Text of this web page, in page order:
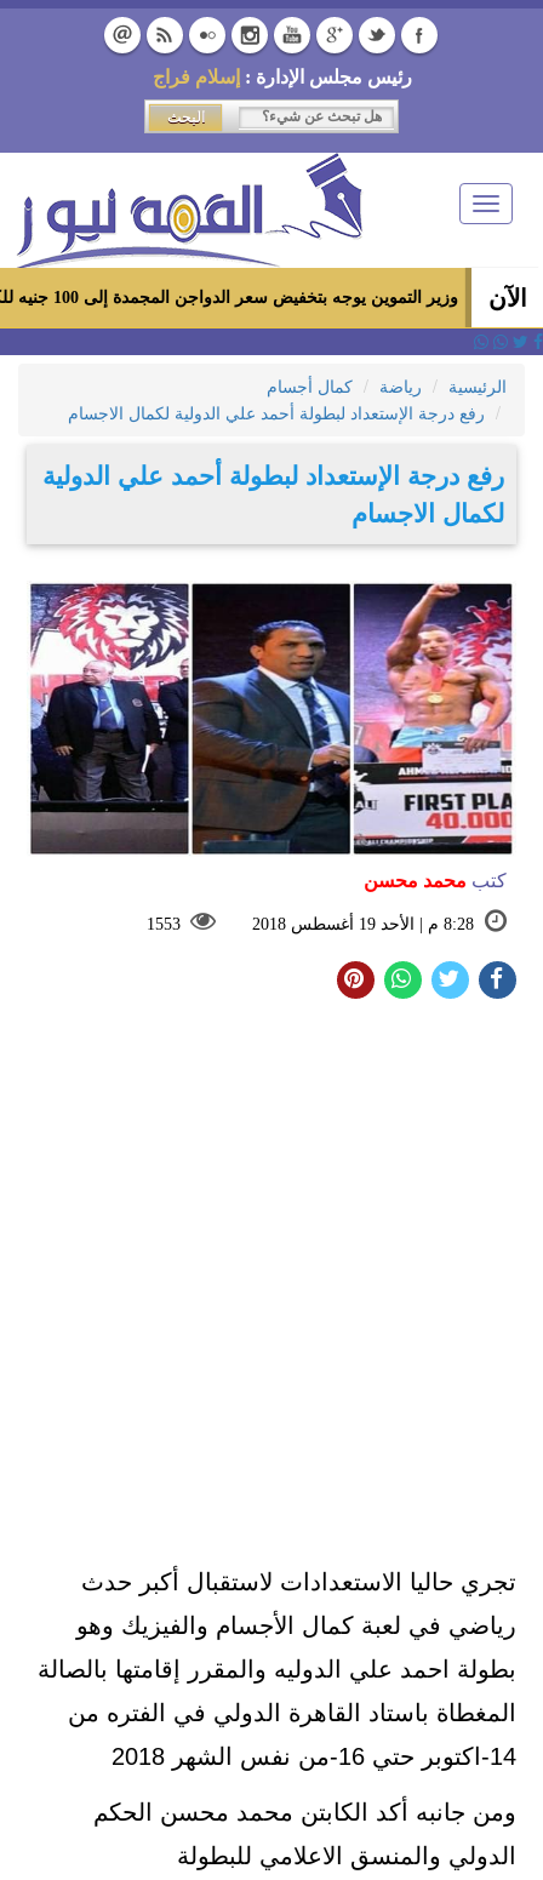
رئيس مجلس الإدارة : إسلام فراج
Toggle
navigation
الآن
وزير التموين يوجه بتخفيض سعر الدواجن المجمدة إلى 100 جنيه للكيلو بالمجمعات الاستهلاكية ومعارض «أهلاً رمضان»
الرئيسية رياضة
كمال أجسام
رفع درجة الإستعداد لبطولة أحمد علي الدولية لكمال الاجسام
رفع درجة الإستعداد لبطولة أحمد علي الدولية
لكمال الاجسام
كتب محمد محسن
8:28 م | الأحد 19 أغسطس 2018 1553
تجري حاليا الاستعدادات لاستقبال أكبر حدث
رياضي في لعبة كمال الأجسام والفيزيك وهو
بطولة احمد علي الدوليه والمقرر إقامتها بالصالة
المغطاة باستاد القاهرة الدولي في الفتره من
14-اكتوبر حتي 16-من نفس الشهر 2018
ومن جانبه أكد الكابتن محمد محسن الحكم
الدولي والمنسق الاعلامي للبطولة